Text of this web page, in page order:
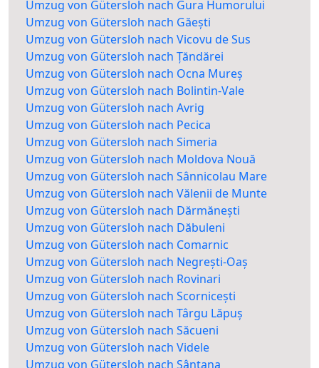
Umzug von Gütersloh nach Gura Humorului
Umzug von Gütersloh nach Găești
Umzug von Gütersloh nach Vicovu de Sus
Umzug von Gütersloh nach Țăndărei
Umzug von Gütersloh nach Ocna Mureș
Umzug von Gütersloh nach Bolintin-Vale
Umzug von Gütersloh nach Avrig
Umzug von Gütersloh nach Pecica
Umzug von Gütersloh nach Simeria
Umzug von Gütersloh nach Moldova Nouă
Umzug von Gütersloh nach Sânnicolau Mare
Umzug von Gütersloh nach Vălenii de Munte
Umzug von Gütersloh nach Dărmănești
Umzug von Gütersloh nach Dăbuleni
Umzug von Gütersloh nach Comarnic
Umzug von Gütersloh nach Negrești-Oaș
Umzug von Gütersloh nach Rovinari
Umzug von Gütersloh nach Scornicești
Umzug von Gütersloh nach Târgu Lăpuș
Umzug von Gütersloh nach Săcueni
Umzug von Gütersloh nach Videle
Umzug von Gütersloh nach Sântana